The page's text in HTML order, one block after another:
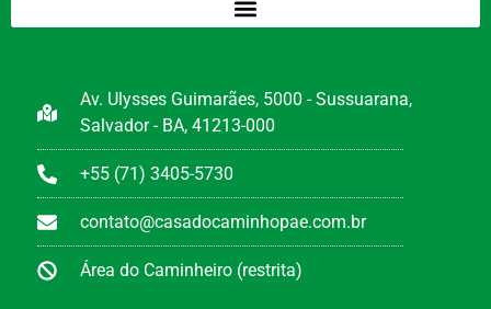
Av. Ulysses Guimarães, 5000 - Sussuarana,
Salvador - BA, 41213-000
+55 (71) 3405-5730
contato@casadocaminhopae.com.br
Área do Caminheiro (restrita)